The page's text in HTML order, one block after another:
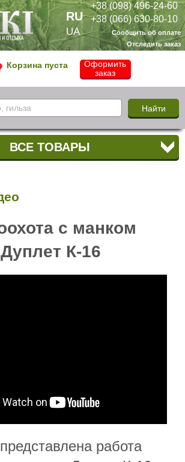
+38 (098) 496-24-60
+38 (066) 630-80-10
Сообщить об оплате
Отследить заказ
RU
UA
Корзина пуста
Оформить
заказ
ВСЕ ТОВАРЫ
с манком
Дуплет К-16
работа